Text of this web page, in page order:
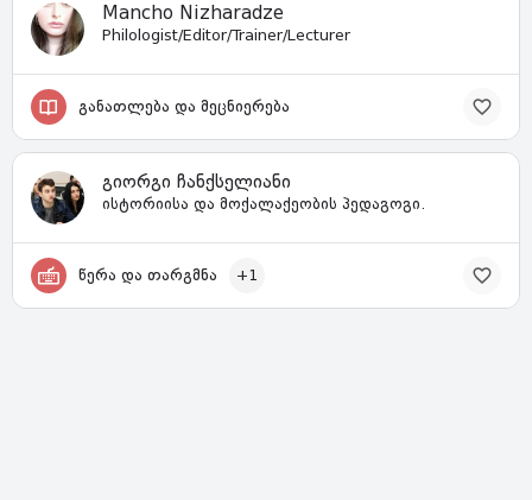
Mancho Nizharadze
Philologist/Editor/Trainer/Lecturer
განათლება და მეცნიერება
გიორგი ჩანქსელიანი
ისტორიისა და მოქალაქეობის პედაგოგი.
წერა და თარგმნა +1